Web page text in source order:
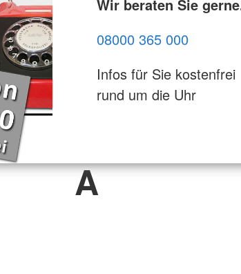
Wir beraten Sie
08000 365 000
Infos für Sie kostenfrei
rund um die Uhr
A